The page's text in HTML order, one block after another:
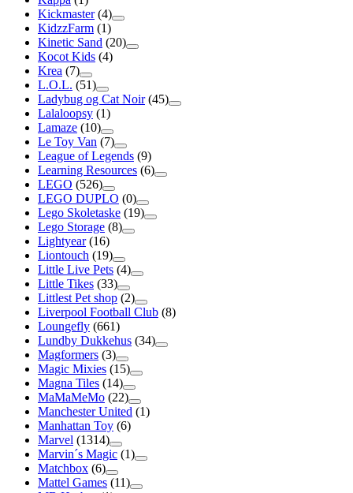
Kickmaster (4)
KidzzFarm (1)
Kinetic Sand (20)
Kocot Kids (4)
Krea (7)
L.O.L. (51)
Ladybug og Cat Noir (45)
Lalaloopsy (1)
Lamaze (10)
Le Toy Van (7)
League of Legends (9)
Learning Resources (6)
LEGO (526)
LEGO DUPLO (0)
Lego Skoletaske (19)
Lego Storage (8)
Lightyear (16)
Liontouch (19)
Little Live Pets (4)
Little Tikes (33)
Littlest Pet shop (2)
Liverpool Football Club (8)
Loungefly (661)
Lundby Dukkehus (34)
Magformers (3)
Magic Mixies (15)
Magna Tiles (14)
MaMaMeMo (22)
Manchester United (1)
Manhattan Toy (6)
Marvel (1314)
Marvin´s Magic (1)
Matchbox (6)
Mattel Games (11)